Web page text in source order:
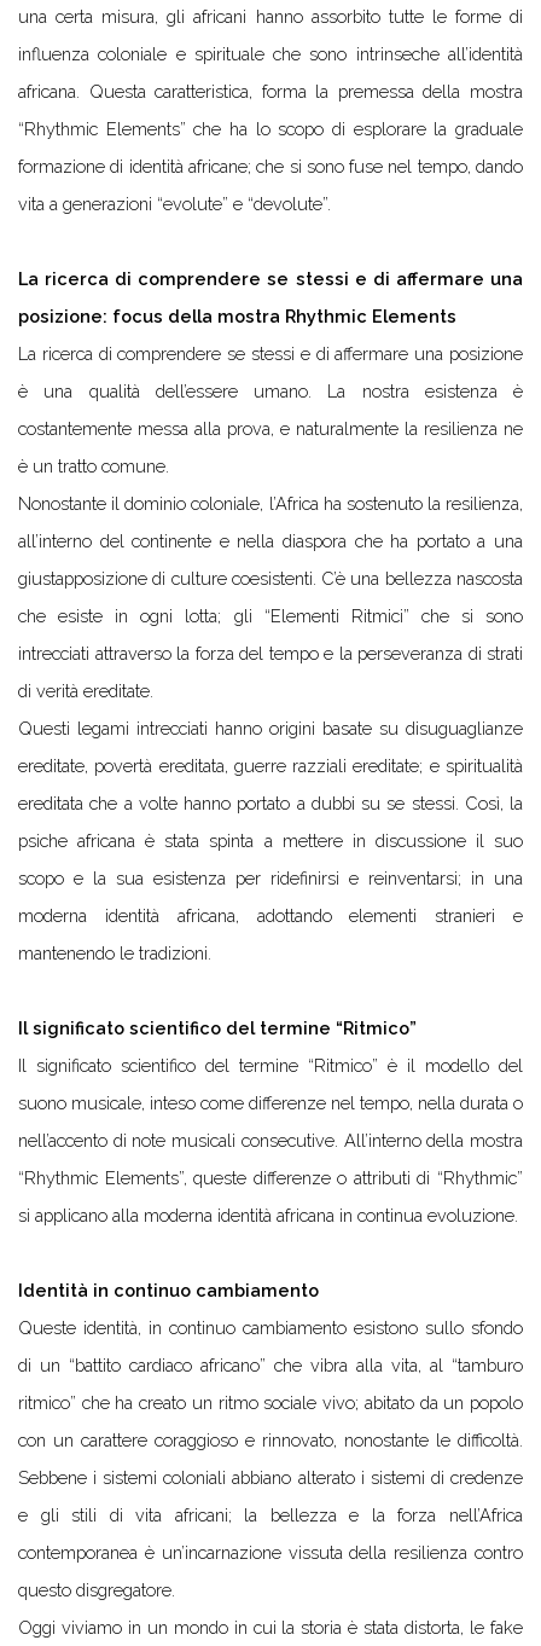
una certa misura, gli africani hanno assorbito tutte le forme di
influenza coloniale e spirituale che sono intrinseche all’identità
africana. Questa caratteristica, forma la premessa della mostra
“Rhythmic Elements” che ha lo scopo di esplorare la graduale
formazione di identità africane; che si sono fuse nel tempo, dando
vita a generazioni “evolute” e “devolute”.
La ricerca di comprendere se stessi e di affermare una
posizione: focus della mostra Rhythmic Elements
La ricerca di comprendere se stessi e di affermare una posizione
è una qualità dell’essere umano. La nostra esistenza è
costantemente messa alla prova, e naturalmente la resilienza ne
è un tratto comune.
Nonostante il dominio coloniale, l’Africa ha sostenuto la resilienza,
all’interno del continente e nella diaspora che ha portato a una
giustapposizione di culture coesistenti. C’è una bellezza nascosta
che esiste in ogni lotta; gli “Elementi Ritmici” che si sono
intrecciati attraverso la forza del tempo e la perseveranza di strati
di verità ereditate.
Questi legami intrecciati hanno origini basate su disuguaglianze
ereditate, povertà ereditata, guerre razziali ereditate; e spiritualità
ereditata che a volte hanno portato a dubbi su se stessi. Così, la
psiche africana è stata spinta a mettere in discussione il suo
scopo e la sua esistenza per ridefinirsi e reinventarsi; in una
moderna identità africana, adottando elementi stranieri e
mantenendo le tradizioni.
Il significato scientifico del termine “Ritmico”
Il significato scientifico del termine “Ritmico” è il modello del
suono musicale, inteso come differenze nel tempo, nella durata o
nell’accento di note musicali consecutive. All’interno della mostra
“Rhythmic Elements”, queste differenze o attributi di “Rhythmic”
si applicano alla moderna identità africana in continua evoluzione.
Identità in continuo cambiamento
Queste identità, in continuo cambiamento esistono sullo sfondo
di un “battito cardiaco africano” che vibra alla vita, al “tamburo
ritmico” che ha creato un ritmo sociale vivo; abitato da un popolo
con un carattere coraggioso e rinnovato, nonostante le difficoltà.
Sebbene i sistemi coloniali abbiano alterato i sistemi di credenze
e gli stili di vita africani; la bellezza e la forza nell’Africa
contemporanea è un’incarnazione vissuta della resilienza contro
questo disgregatore.
Oggi viviamo in un mondo in cui la storia è stata distorta, le fake